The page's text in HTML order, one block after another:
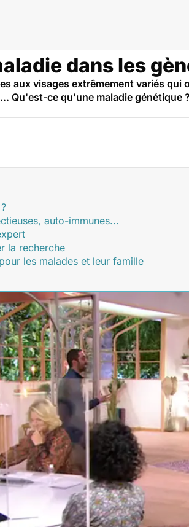
dans les
aux visages extrêmement variés
Qu'est-ce qu'une maladie génétique
auto-immunes...
la recherche
les malades et leur famille